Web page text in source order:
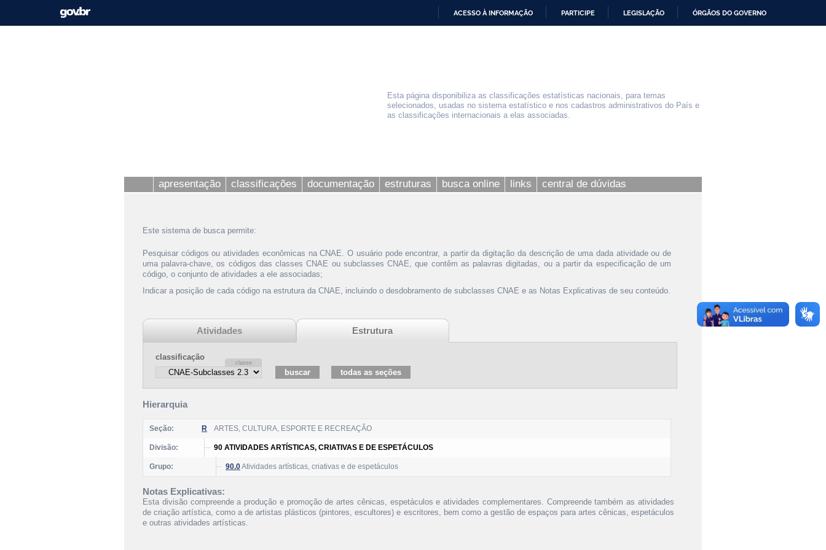
ACESSO À INFORMAÇÃO PARTICIPE LEGISLAÇÃO ÓRGÃOS DO GOVERNO
Esta página disponibiliza as classificações estatísticas nacionais, para temas
selecionados, usadas no sistema estatístico e nos cadastros administrativos do País e
as classificações internacionais a elas associadas.
apresentação classificações documentação estruturas busca online links central de dúvidas
Este sistema de busca permite:
Pesquisar códigos ou atividades econômicas na CNAE. O usuário pode encontrar, a partir da digitação da descrição de uma dada atividade ou de
uma palavra-chave, os códigos das classes CNAE ou subclasses CNAE, que contêm as palavras digitadas, ou a partir da especificação de um
código, o conjunto de atividades a ele associadas;
Indicar a posição de cada código na estrutura da CNAE, incluindo o desdobramento de subclasses CNAE e as Notas Explicativas de seu conteúdo.
Atividades Estrutura
classificação
Hierarquia
Seção: R ARTES, CULTURA, ESPORTE E RECREAÇÃO
Divisão: 90 ATIVIDADES ARTÍSTICAS, CRIATIVAS E DE ESPETÁCULOS
Grupo: 90.0Atividades artísticas, criativas e de espetáculos
Notas Explicativas:
Esta divisão compreende a produção e promoção de artes cênicas, espetáculos e atividades complementares. Compreende também as atividades
de criação artística, como a de artistas plásticos (pintores, escultores) e escritores, bem como a gestão de espaços para artes cênicas, espetáculos
e outras atividades artísticas.